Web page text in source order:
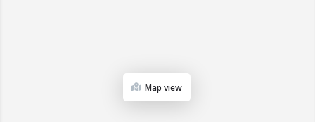
Map view